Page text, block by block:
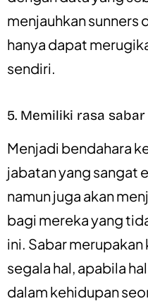
menjauhkan sunners
hanya dapat
sendiri.
5. Memiliki rasa sabar
Menjadi bendahara
jabatan yang sangat
namun juga akan
bagi mereka yang
ini. Sabar
segala hal, apabila
dalam kehidupan